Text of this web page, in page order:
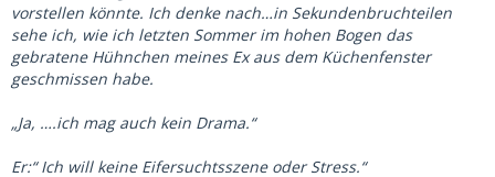
vorstellen könnte. Ich denke nach…in Sekundenbruchteilen
sehe ich, wie ich letzten Sommer im hohen Bogen das
gebratene Hühnchen meines Ex aus dem Küchenfenster
geschmissen habe.
„Ja, ….ich mag auch kein Drama.“
Er:“ Ich will keine Eifersuchtsszene oder Stress.“